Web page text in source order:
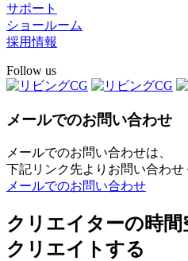
サポート
ショールーム
採用情報
Follow us
メールでのお問い合わせ
メールでのお問い合わせは、
下記リンク先よりお問い合わせ
メールでのお問い合わせ
クリエイターの時間
クリエイトする